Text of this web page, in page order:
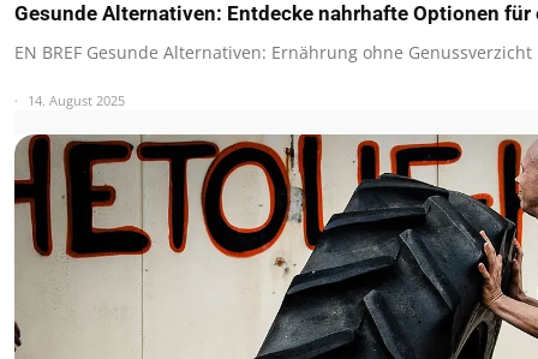
Gesunde Alternativen: Entdecke nahrhafte Optionen für
EN BREF Gesunde Alternativen: Ernährung ohne
14. August 2025